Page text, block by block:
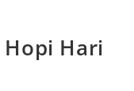
Hari